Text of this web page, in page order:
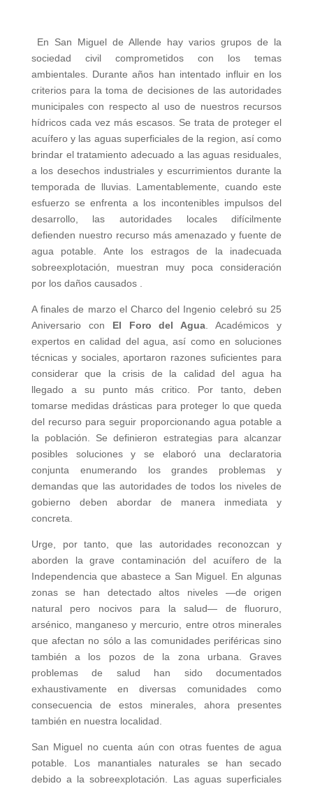
En San Miguel de Allende hay varios grupos de la
sociedad civil comprometidos con los temas
ambientales. Durante años han intentado influir en los
criterios para la toma de decisiones de las autoridades
municipales con respecto al uso de nuestros recursos
hídricos cada vez más escasos. Se trata de proteger el
acuífero y las aguas superficiales de la region, así como
brindar el tratamiento adecuado a las aguas residuales,
a los desechos industriales y escurrimientos durante la
temporada de lluvias. Lamentablemente, cuando este
esfuerzo se enfrenta a los incontenibles impulsos del
desarrollo, las autoridades locales difícilmente
defienden nuestro recurso más amenazado y fuente de
agua potable. Ante los estragos de la inadecuada
sobreexplotación, muestran muy poca consideración
por los daños causados .
A finales de marzo el Charco del Ingenio celebró su 25
Aniversario con El Foro del Agua. Académicos y
expertos en calidad del agua, así como en soluciones
técnicas y sociales, aportaron razones suficientes para
considerar que la crisis de la calidad del agua ha
llegado a su punto más critico. Por tanto, deben
tomarse medidas drásticas para proteger lo que queda
del recurso para seguir proporcionando agua potable a
la población. Se definieron estrategias para alcanzar
posibles soluciones y se elaboró una declaratoria
conjunta enumerando los grandes problemas y
demandas que las autoridades de todos los niveles de
gobierno deben abordar de manera inmediata y
concreta.
Urge, por tanto, que las autoridades reconozcan y
aborden la grave contaminación del acuífero de la
Independencia que abastece a San Miguel. En algunas
zonas se han detectado altos niveles —de origen
natural pero nocivos para la salud— de fluoruro,
arsénico, manganeso y mercurio, entre otros minerales
que afectan no sólo a las comunidades periféricas sino
también a los pozos de la zona urbana. Graves
problemas de salud han sido documentados
exhaustivamente en diversas comunidades como
consecuencia de estos minerales, ahora presentes
también en nuestra localidad.
San Miguel no cuenta aún con otras fuentes de agua
potable. Los manantiales naturales se han secado
debido a la sobreexplotación. Las aguas superficiales